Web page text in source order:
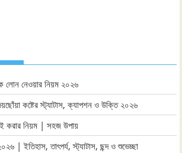
লোন নেওয়ার নিয়ম ২০২৬
কষ্টের স্ট্যাটাস, ক্যাপশন ও উক্তি ২০২৬
করার নিয়ম | সহজ উপায়
| ইতিহাস, তাৎপর্য, স্ট্যাটাস, ছন্দ ও শুভেচ্ছা